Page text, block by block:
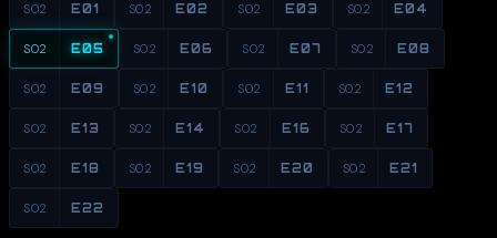
S02 E01 S02 E02 S02 E03 S02 E04
S02 E05 S02 E06 S02 E07 S02 E08
S02 E09 S02 E10 S02 E11 S02 E12
S02 E13 S02 E14 S02 E16 S02 E17
S02 E18 S02 E19 S02 E20 S02 E21
S02 E22